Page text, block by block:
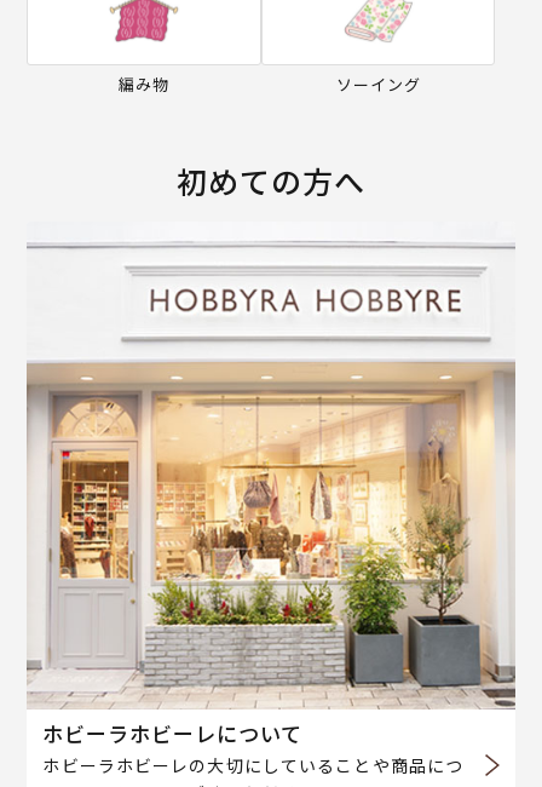
編み物 ソーイング
初めての方へ
ホビーラホビーレについて
ホビーラホビーレの大切にしていることや商品につ